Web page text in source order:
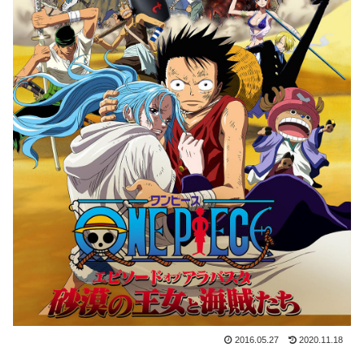
2016.05.27 2020.11.18